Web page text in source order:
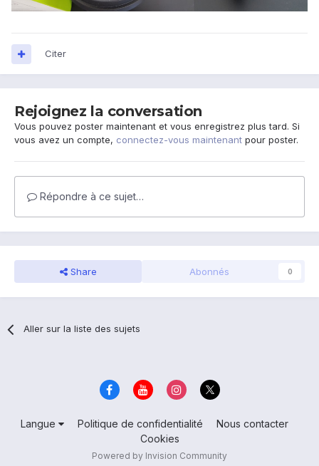
Citer
Rejoignez la conversation
Vous pouvez poster maintenant et vous enregistrez plus tard. Si
vous avez un compte, connectez-vous maintenant pour poster.
Répondre à ce sujet…
Share Abonnés 0
Aller sur la liste des sujets
Langue Politique de confidentialité
Nous contacter
Cookies
Powered by Invision Community